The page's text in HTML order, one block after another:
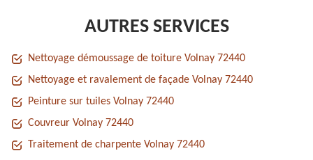
AUTRES SERVICES
Nettoyage démoussage de toiture Volnay 72440
Nettoyage et ravalement de façade Volnay 72440
Peinture sur tuiles Volnay 72440
Couvreur Volnay 72440
Traitement de charpente Volnay 72440